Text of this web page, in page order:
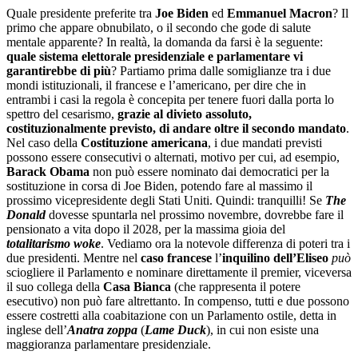
Quale presidente preferite tra Joe Biden ed Emmanuel Macron? Il
primo che appare obnubilato, o il secondo che gode di salute
mentale apparente? In realtà, la domanda da farsi è la seguente:
quale sistema elettorale presidenziale e parlamentare vi
garantirebbe di più? Partiamo prima dalle somiglianze tra i due
mondi istituzionali, il francese e l’americano, per dire che in
entrambi i casi la regola è concepita per tenere fuori dalla porta lo
spettro del cesarismo, grazie al divieto assoluto,
costituzionalmente previsto, di andare oltre il secondo mandato.
Nel caso della Costituzione americana, i due mandati previsti
possono essere consecutivi o alternati, motivo per cui, ad esempio,
Barack Obama non può essere nominato dai democratici per la
sostituzione in corsa di Joe Biden, potendo fare al massimo il
prossimo vicepresidente degli Stati Uniti. Quindi: tranquilli! Se The
Donalddovesse spuntarla nel prossimo novembre, dovrebbe fare il
pensionato a vita dopo il 2028, per la massima gioia del
totalitarismo woke. Vediamo ora la notevole differenza di poteri tra i
due presidenti. Mentre nel caso francese l’inquilino dell’Eliseo può
sciogliere il Parlamento e nominare direttamente il premier, viceversa
il suo collega della Casa Bianca (che rappresenta il potere
esecutivo) non può fare altrettanto. In compenso, tutti e due possono
essere costretti alla coabitazione con un Parlamento ostile, detta in
inglese dell’Anatra zoppa (Lame Duck), in cui non esiste una
maggioranza parlamentare presidenziale.